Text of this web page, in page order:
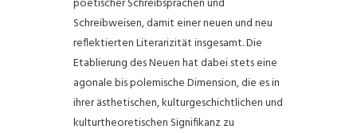
Schreibweisen, damit einer neuen und neu
reflektierten Literarizität insgesamt. Die
Etablierung des Neuen hat dabei stets eine
agonale bis polemische Dimension, die es in
ihrer ästhetischen, kulturgeschichtlichen und
kulturtheoretischen Signifikanz zu